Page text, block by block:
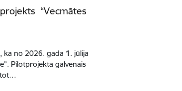
“Vecmātes
ka no 2026. gada 1. jūlija
Pilotprojekta galvenais